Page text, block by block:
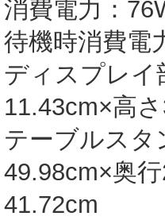
消費電力：
待機時消費電
ディスプレイ
11.43cm×高
テーブルスタ
49.98cm×奥
41.72cm